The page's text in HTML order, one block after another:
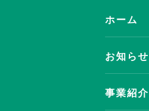
ホーム
お知らせ
事業紹介